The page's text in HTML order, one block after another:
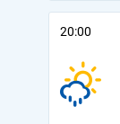
20:00